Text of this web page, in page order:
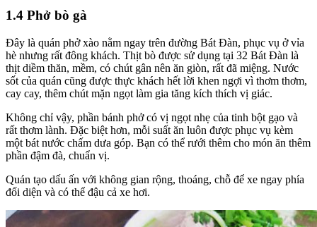
1.4 Phở bò gà
Đây là quán phở xào nằm ngay trên đường Bát Đàn, phục vụ ở vỉa
hè nhưng rất đông khách. Thịt bò được sử dụng tại 32 Bát Đàn là
thịt diềm thăn, mềm, có chút gân nên ăn giòn, rất đã miệng. Nước
sốt của quán cũng được thực khách hết lời khen ngợi vì thơm thơm,
cay cay, thêm chút mặn ngọt làm gia tăng kích thích vị giác.
Không chỉ vậy, phần bánh phở có vị ngọt nhẹ của tinh bột gạo và
rất thơm lành. Đặc biệt hơn, mỗi suất ăn luôn được phục vụ kèm
một bát nước chấm dưa góp. Bạn có thể rưới thêm cho món ăn thêm
phần đậm đà, chuẩn vị.
Quán tạo dấu ấn với không gian rộng, thoáng, chỗ để xe ngay phía
đối diện và có thể đậu cả xe hơi.